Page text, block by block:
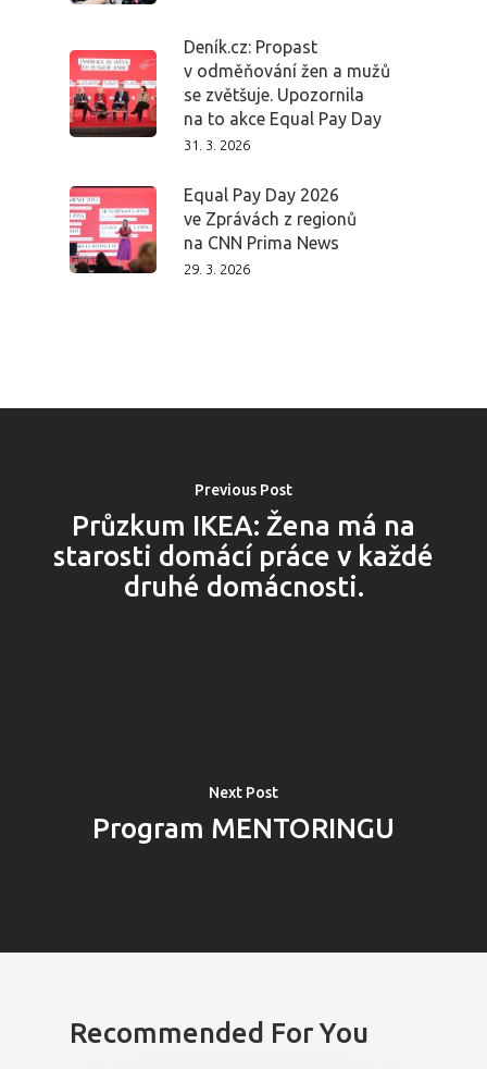
Deník.cz: Propast
v odměňování žen a mužů
se zvětšuje. Upozornila
na to akce Equal Pay Day
31. 3. 2026
Equal Pay Day 2026
ve Zprávách z regionů
na CNN Prima News
29. 3. 2026
Previous Post
Průzkum IKEA: Žena má na
starosti domácí práce v každé
druhé domácnosti.
Next Post
Program MENTORINGU
Recommended For You
Osobnosti